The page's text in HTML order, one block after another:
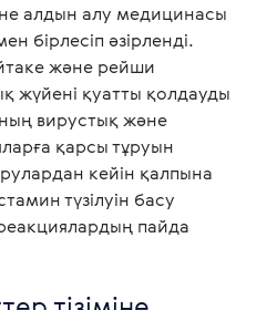
алдын алу медицинасы
бірлесіп әзірленді.
және рейши
қуатты қолдауды
вирустық және
қарсы тұруын
кейін қалпына
түзілуін басу
пайда